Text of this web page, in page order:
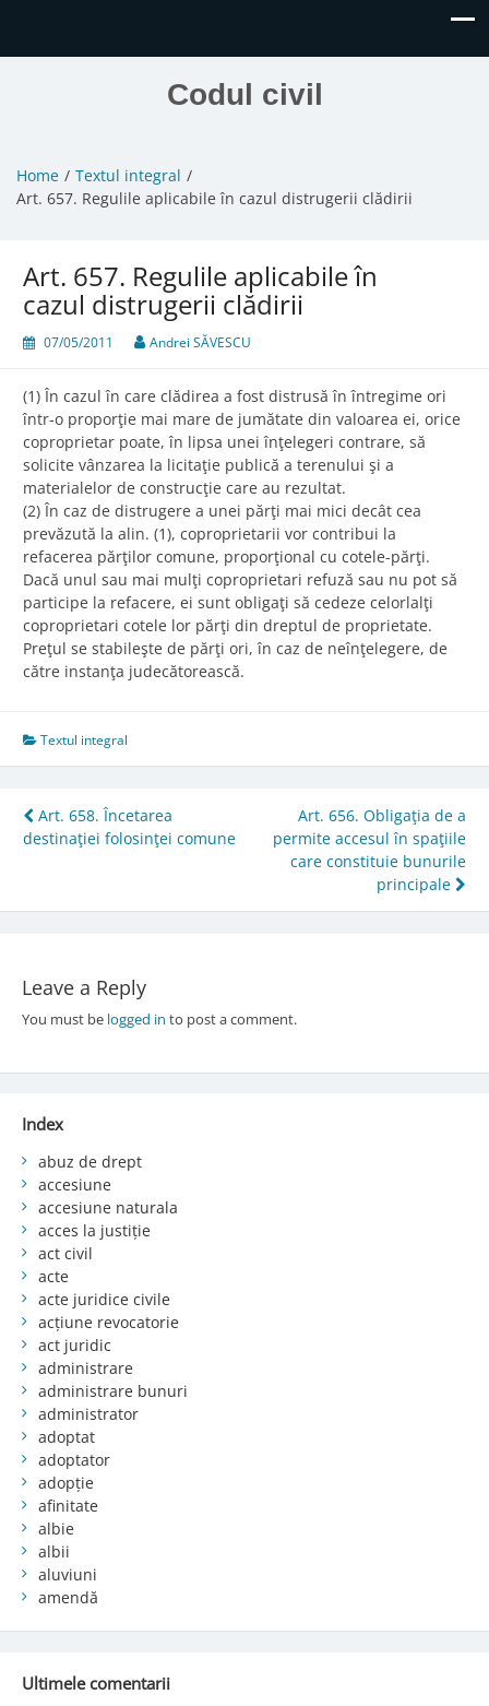
Codul civil
Home
Textul integral
Art. 657. Regulile aplicabile în cazul distrugerii clădirii
Art. 657. Regulile aplicabile în
cazul distrugerii clădirii
07/05/2011 Andrei SĂVESCU
(1) În cazul în care clădirea a fost distrusă în întregime ori
într-o proporţie mai mare de jumătate din valoarea ei, orice
coproprietar poate, în lipsa unei înţelegeri contrare, să
solicite vânzarea la licitaţie publică a terenului şi a
materialelor de construcţie care au rezultat.
(2) În caz de distrugere a unei părţi mai mici decât cea
prevăzută la alin. (1), coproprietarii vor contribui la
refacerea părţilor comune, proporţional cu cotele-părţi.
Dacă unul sau mai mulţi coproprietari refuză sau nu pot să
participe la refacere, ei sunt obligaţi să cedeze celorlalţi
coproprietari cotele lor părţi din dreptul de proprietate.
Preţul se stabileşte de părţi ori, în caz de neînţelegere, de
către instanţa judecătorească.
Textul integral
Post
navigation
Art. 658. Încetarea
destinaţiei folosinţei comune
Art. 656. Obligaţia de a
permite accesul în spaţiile
care constituie bunurile
principale
Leave a Reply
You must be logged in to post a comment.
Index
abuz de drept
accesiune
accesiune naturala
acces la justiție
act civil
acte
acte juridice civile
acțiune revocatorie
act juridic
administrare
administrare bunuri
administrator
adoptat
adoptator
adopție
afinitate
albie
albii
aluviuni
amendă
Ultimele comentarii